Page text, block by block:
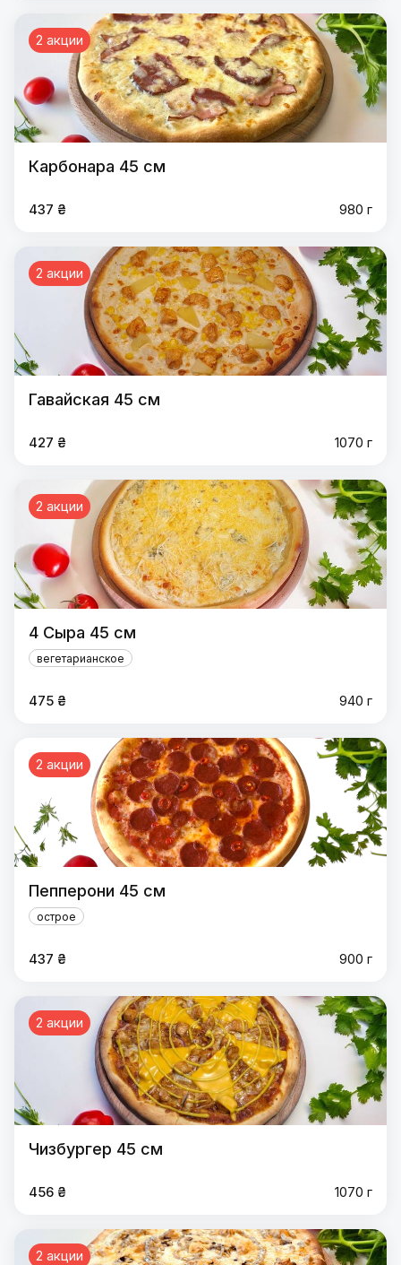
2 акции
Карбонара 45 см
437 ₴ 980 г
2 акции
Гавайская 45 см
427 ₴ 1070 г
2 акции
4 Сыра 45 см
вегетарианское
475 ₴ 940 г
2 акции
Пепперони 45 см
острое
437 ₴ 900 г
2 акции
Чизбургер 45 см
456 ₴ 1070 г
2 акции